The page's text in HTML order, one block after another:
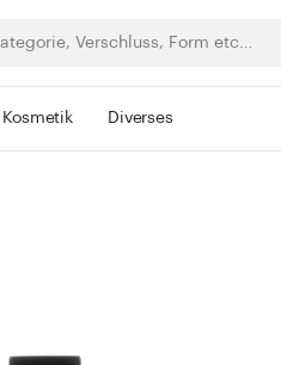
Kosmetik Diverses